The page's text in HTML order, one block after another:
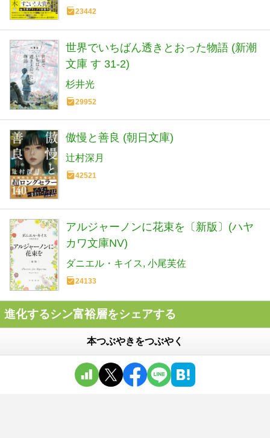
23442
世界でいちばん透きとおった物語 (新潮
文庫 す 31-2)
杉井光
29952
傲慢と善良 (朝日文庫)
辻村深月
42521
アルジャーノンに花束を〔新版〕(ハヤ
カワ文庫NV)
ダニエル・キイス 小尾芙佐
24133
進化するシン富裕層をシェアする
本つぶやきをつぶやく